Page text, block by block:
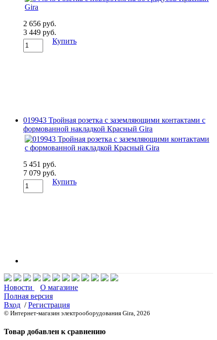
2 656 руб.
3 449 руб.
Купить
019943 Тройная розетка с заземляющими контактами с
формованной накладкой Красный Gira
5 451 руб.
7 079 руб.
Купить
Новости
О магазине
Полная версия
Вход /Регистрация
© Интернет-магазин электрооборудования Gira, 2026
Товар добавлен к сравнению